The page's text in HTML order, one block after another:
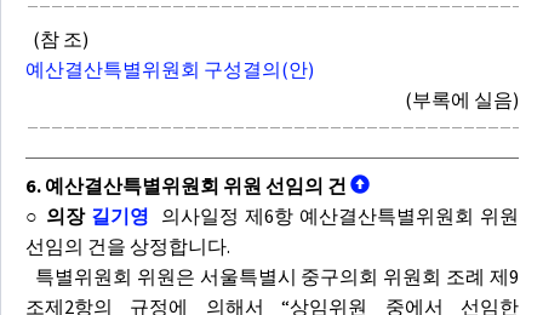
(참 조)
예산결산특별위원회 구성결의(안)
(부록에 실음)
6. 예산결산특별위원회 위원 선임의 건
○ 의장 길기영 의사일정 제6항 예산결산특별위원회 위원
선임의 건을 상정합니다.
특별위원회 위원은 서울특별시 중구의회 위원회 조례 제9
조제2항의 규정에 의해서 “상임위원 중에서 선임한